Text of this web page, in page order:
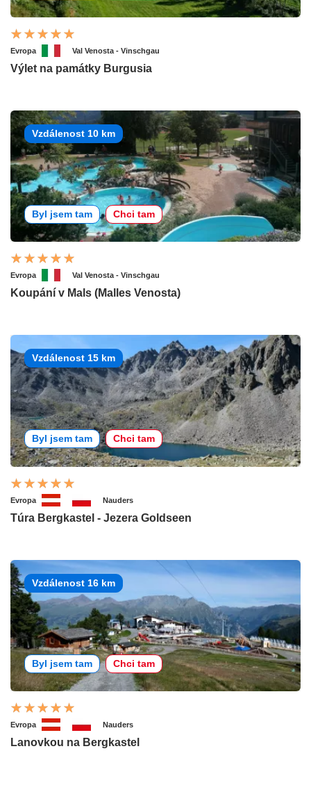
Evropa Val Venosta - Vinschgau
Výlet na památky Burgusia
Vzdálenost 10 km
Byl jsem tam Chci tam
Evropa Val Venosta - Vinschgau
Koupání v Mals (Malles Venosta)
Vzdálenost 15 km
Byl jsem tam Chci tam
Evropa Nauders
Túra Bergkastel - Jezera Goldseen
Vzdálenost 16 km
Byl jsem tam Chci tam
Evropa Nauders
Lanovkou na Bergkastel